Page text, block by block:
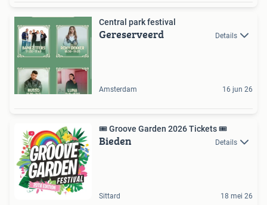
Central park festival
Gereserveerd Details
Amsterdam 16 jun 26
🎟️ Groove Garden 2026 Tickets 🎟️
Bieden Details
Sittard 18 mei 26